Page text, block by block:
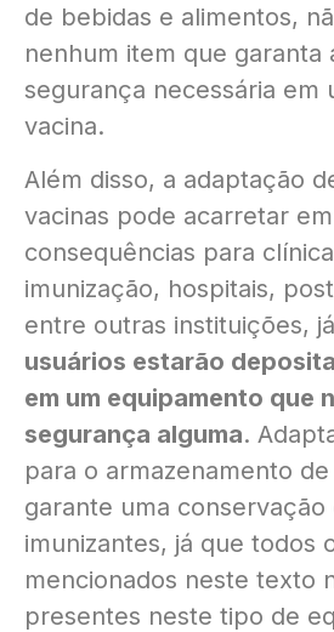
de bebidas e alimentos,
nenhum item que garanta
segurança necessária em
vacina.
Além disso, a adaptação
vacinas pode acarretar
consequências para
imunização, hospitais,
entre outras instituições,
usuários estarão
em um equipamento que
segurança alguma.
para o armazenamento
garante uma conservação
imunizantes, já que todos
mencionados neste texto
presentes neste tipo de